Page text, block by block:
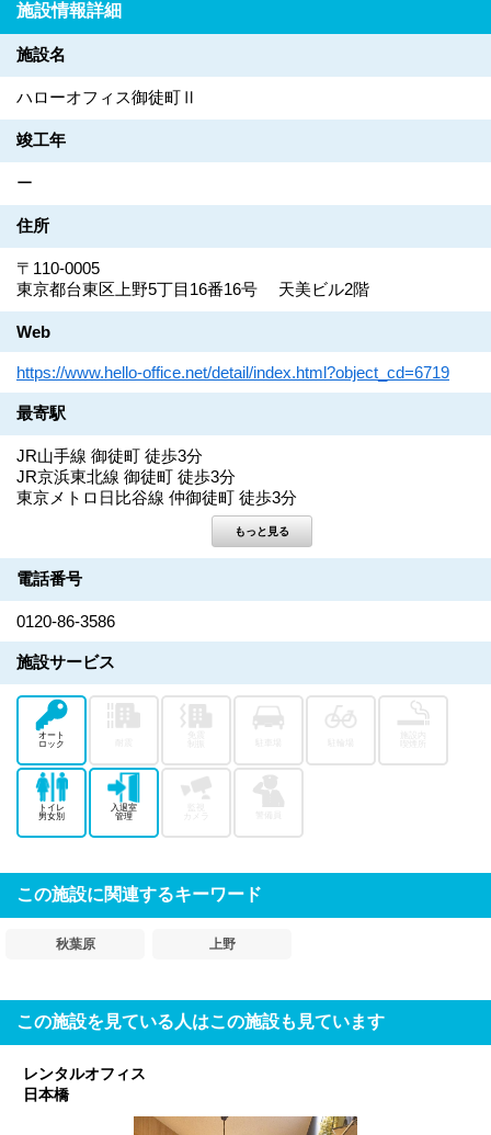
施設情報詳細
施設名
ハローオフィス御徒町Ⅱ
竣工年
ー
住所
〒110-0005
東京都台東区上野5丁目16番16号 天美ビル2階
Web
https://www.hello-office.net/detail/index.html?object_cd=6719
最寄駅
JR山手線 御徒町 徒歩3分
JR京浜東北線 御徒町 徒歩3分
東京メトロ日比谷線 仲御徒町 徒歩3分
電話番号
0120-86-3586
施設サービス
オート
ロック
トイレ
男女別
入退室
管理
カメラ
この施設に関連するキーワード
秋葉原 上野
この施設を見ている人はこの施設も見ています
レンタルオフィス
日本橋